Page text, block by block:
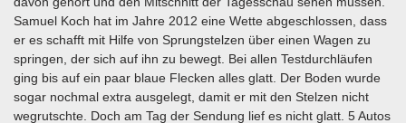
Samuel Koch hat im Jahre 2012 eine Wette abgeschlossen, dass
er es schafft mit Hilfe von Sprungstelzen über einen Wagen zu
springen, der sich auf ihn zu bewegt. Bei allen Testdurchläufen
ging bis auf ein paar blaue Flecken alles glatt. Der Boden wurde
sogar nochmal extra ausgelegt, damit er mit den Stelzen nicht
wegrutschte. Doch am Tag der Sendung lief es nicht glatt. 5 Autos